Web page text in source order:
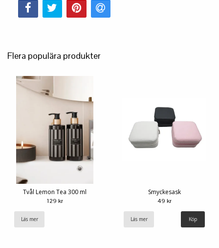
Flera populära produkter
Tvål Lemon Tea 300 ml
129 kr
Läs mer
Smyckesask
49 kr
Läs mer Köp